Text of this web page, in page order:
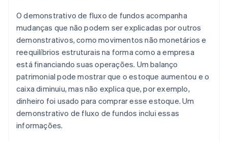
O demonstrativo de fluxo de fundos acompanha
mudanças que não podem ser explicadas por outros
demonstrativos, como movimentos não monetários e
reequilíbrios estruturais na forma como a empresa
está financiando suas operações. Um balanço
patrimonial pode mostrar que o estoque aumentou e o
caixa diminuiu, mas não explica que, por exemplo,
dinheiro foi usado para comprar esse estoque. Um
demonstrativo de fluxo de fundos inclui essas
informações.